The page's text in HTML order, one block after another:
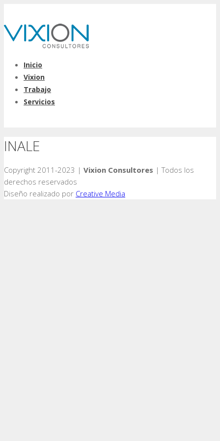
Inicio
Vixion
Trabajo
Servicios
INALE
Copyright 2011-2023 | Vixion Consultores | Todos los
derechos reservados
Diseño realizado por Creative Media